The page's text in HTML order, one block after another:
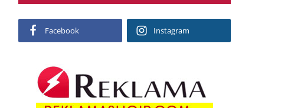
Facebook Instagram